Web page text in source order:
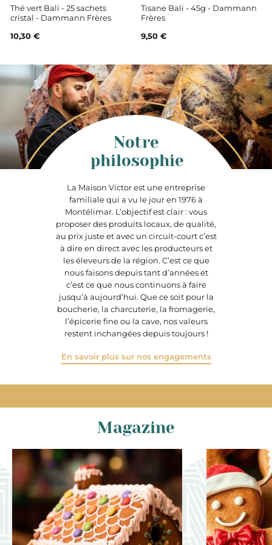
Thé vert Bali - 25 sachets
cristal - Dammann Frères
10,30 €
Tisane Bali - 45g - Dammann
Frères
9,50 €
La Maison Victor est une entreprise
familiale qui a vu le jour en 1976 à
Montélimar. L’objectif est clair : vous
proposer des produits locaux, de qualité,
au prix juste et avec un circuit-court c’est
à dire en direct avec les producteurs et
les éleveurs de la région. C’est ce que
nous faisons depuis tant d’années et
c’est ce que nous continuons à faire
jusqu’à aujourd’hui. Que ce soit pour la
boucherie, la charcuterie, la fromagerie,
l’épicerie fine ou la cave, nos valeurs
restent inchangées depuis toujours !
En savoir plus sur nos engagements
Notre
philosophie
Magazine